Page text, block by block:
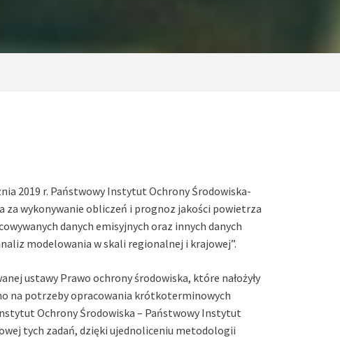
2019 r. Państwowy Instytut Ochrony Środowiska-
wykonywanie obliczeń i prognoz jakości powietrza
danych emisyjnych oraz innych danych
modelowania w skali regionalnej i krajowej”.
ustawy Prawo ochrony środowiska, które nałożyły
na potrzeby opracowania krótkoterminowych
Ochrony Środowiska – Państwowy Instytut
tych zadań, dzięki ujednoliceniu metodologii